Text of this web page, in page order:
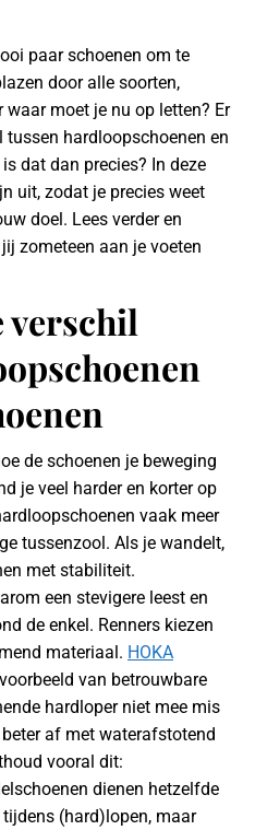
paar schoenen om te
door alle soorten,
moet je nu op letten? Er
hardloopschoenen en
dat dan precies? In deze
uit, zodat je precies weet
doel. Lees verder en
zometeen aan je voeten
de schoenen je beweging
je veel harder en korter op
vaak meer
tussenzool. Als je wandelt,
met stabiliteit.
een stevigere leest en
de enkel. Renners kiezen
materiaal. HOKA
van betrouwbare
hardloper niet mee mis
af met waterafstotend
vooral dit:
dienen hetzelfde
(hard)lopen, maar